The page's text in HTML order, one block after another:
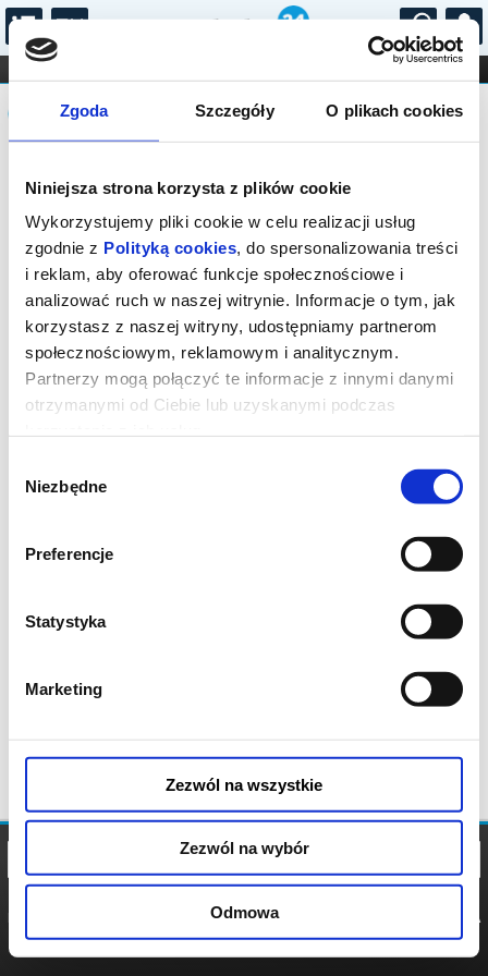
Zgoda Szczegóły O plikach cookies
Niniejsza strona korzysta z plików cookie
Wykorzystujemy pliki cookie w celu realizacji usług
zgodnie z Polityką cookies, do spersonalizowania treści
i reklam, aby oferować funkcje społecznościowe i
analizować ruch w naszej witrynie. Informacje o tym, jak
korzystasz z naszej witryny, udostępniamy partnerom
społecznościowym, reklamowym i analitycznym.
Partnerzy mogą połączyć te informacje z innymi danymi
otrzymanymi od Ciebie lub uzyskanymi podczas
zgody
Niezbędne
Preferencje
Statystyka
Marketing
Zezwól na wszystkie
Zezwól na wybór
Odmowa
...
FILHARMONIA OPERA I BALET
STAND-UP
DLA DZIECI
Komunikat
Sprzedaż on-line została zakończona,
sprawdź dostępność biletów w kasie.
POLITYKA
POLITYKA